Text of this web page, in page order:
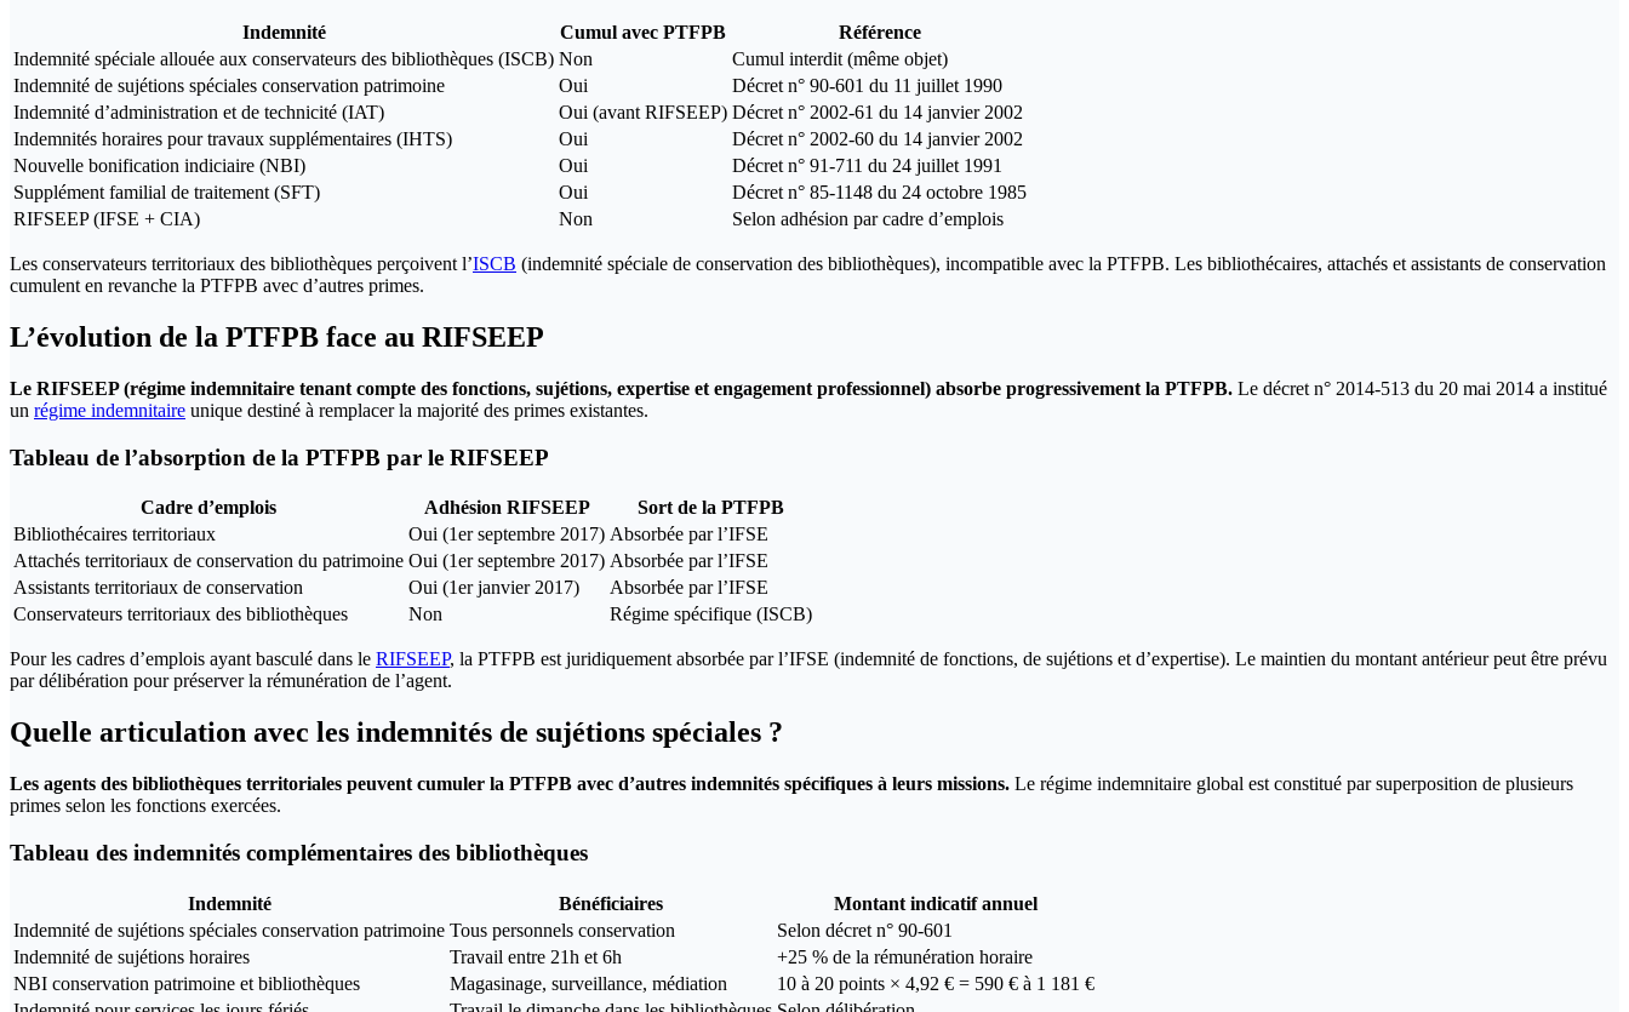
Indemnité Cumul avec PTFPB
Référence
Indemnité spéciale allouée aux conservateurs des bibliothèques (ISCB) Non
Cumul interdit (même objet)
Indemnité de sujétions spéciales conservation patrimoine
Oui
Décret n° 90-601 du 11 juillet 1990
Indemnité d’administration et de technicité (IAT)
Oui (avant RIFSEEP) Décret n° 2002-61 du 14 janvier 2002
Indemnités horaires pour travaux supplémentaires (IHTS)
Oui
Décret n° 2002-60 du 14 janvier 2002
Nouvelle bonification indiciaire (NBI)
Oui
Décret n° 91-711 du 24 juillet 1991
Supplément familial de traitement (SFT)
Oui
Décret n° 85-1148 du 24 octobre 1985
RIFSEEP (IFSE + CIA)
Non Selon adhésion par cadre d’emplois
Les conservateurs territoriaux des bibliothèques perçoivent l’ISCB (indemnité spéciale de conservation des bibliothèques), incompatible avec la PTFPB. Les bibliothécaires, attachés et assistants de conservation
cumulent en revanche la PTFPB avec d’autres primes.
L’évolution de la PTFPB face au RIFSEEP
Le RIFSEEP (régime indemnitaire tenant compte des fonctions, sujétions, expertise et engagement professionnel) absorbe progressivement la PTFPB. Le décret n° 2014-513 du 20 mai 2014 a institué
un régime indemnitaire unique destiné à remplacer la majorité des primes existantes.
Tableau de l’absorption de la PTFPB par le RIFSEEP
Cadre d’emplois Adhésion RIFSEEP
Sort de la PTFPB
Bibliothécaires territoriaux
Oui (1er septembre 2017) Absorbée par l’IFSE
Attachés territoriaux de conservation du patrimoine Oui (1er septembre 2017) Absorbée par l’IFSE
Assistants territoriaux de conservation
Oui (1er janvier 2017)
Absorbée par l’IFSE
Conservateurs territoriaux des bibliothèques
Non Régime spécifique (ISCB)
Pour les cadres d’emplois ayant basculé dans le RIFSEEP, la PTFPB est juridiquement absorbée par l’IFSE (indemnité de fonctions, de sujétions et d’expertise). Le maintien du montant antérieur peut être prévu
par délibération pour préserver la rémunération de l’agent.
Quelle articulation avec les indemnités de sujétions spéciales ?
Les agents des bibliothèques territoriales peuvent cumuler la PTFPB avec d’autres indemnités spécifiques à leurs missions. Le régime indemnitaire global est constitué par superposition de plusieurs
primes selon les fonctions exercées.
Tableau des indemnités complémentaires des bibliothèques
Indemnité Bénéficiaires
Montant indicatif annuel
Indemnité de sujétions spéciales conservation patrimoine Tous personnels conservation
Selon décret n° 90-601
Indemnité de sujétions horaires
Travail entre 21h et 6h
+25 % de la rémunération horaire
NBI conservation patrimoine et bibliothèques
Magasinage, surveillance, médiation
10 à 20 points × 4,92 € = 590 € à 1 181 €